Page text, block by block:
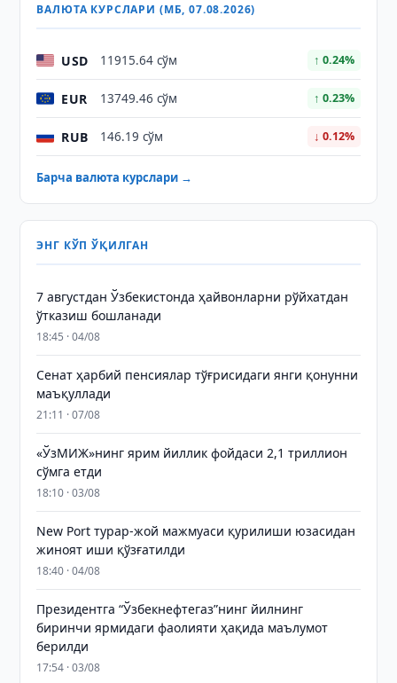
ВАЛЮТА КУРСЛАРИ (МБ, 07.08.2026)
USD 11915.64 сўм ↑ 0.24%
EUR 13749.46 сўм ↑ 0.23%
RUB 146.19 сўм ↓ 0.12%
Барча валюта курслари →
ЭНГ КЎП ЎҚИЛГАН
7 августдан Ўзбекистонда ҳайвонларни рўйхатдан
ўтказиш бошланади
18:45 · 04/08
Сенат ҳарбий пенсиялар тўғрисидаги янги қонунни
маъқуллади
21:11 · 07/08
«ЎзМИЖ»нинг ярим йиллик фойдаси 2,1 триллион
сўмга етди
18:10 · 03/08
New Port турар-жой мажмуаси қурилиши юзасидан
жиноят иши қўзғатилди
18:40 · 04/08
Президентга “Ўзбекнефтегаз”нинг йилнинг
биринчи ярмидаги фаолияти ҳақида маълумот
берилди
17:54 · 03/08